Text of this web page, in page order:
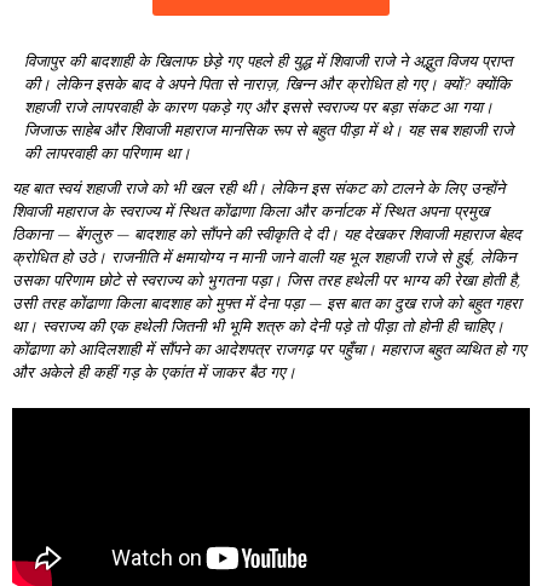
विजापुरकीबादशाहीकेखिलाफछेड़ेगएपहलेहीयुद्धमेंशिवाजीराजेनेअद्भुतविजयप्राप्त
की। लेकिनइसकेबादवेअपनेपितासेनाराज़, खिन्नऔरक्रोधितहोगए। क्यों? क्योंकि
शहाजीराजेलापरवाहीकेकारणपकड़ेगएऔरइससेस्वराज्यपरबड़ासंकटआगया।
जिजाऊसाहेबऔरशिवाजीमहाराजमानसिकरूपसेबहुतपीड़ामेंथे। यहसबशहाजीराजे
कीलापरवाहीकापरिणामथा।
यहबातस्वयंशहाजीराजेकोभीखलरहीथी। लेकिनइससंकटकोटालनेकेलिएउन्होंने
शिवाजीमहाराजकेस्वराज्यमेंस्थितकोंढाणाकिलाऔरकर्नाटकमेंस्थितअपनाप्रमुख
ठिकाना — बेंगलुरु — बादशाहकोसौंपनेकीस्वीकृतिदेदी। यहदेखकरशिवाजीमहाराजबेहद
क्रोधितहोउठे। राजनीतिमेंक्षमायोग्यनमानीजानेवालीयहभूलशहाजीराजेसेहुई, लेकिन
उसकापरिणामछोटेसेस्वराज्यकोभुगतनापड़ा। जिसतरहहथेलीपरभाग्यकीरेखाहोतीहै,
उसीतरहकोंढाणाकिलाबादशाहकोमुफ्तमेंदेनापड़ा — इसबातकादुखराजेकोबहुतगहरा
था। स्वराज्यकीएकहथेलीजितनीभीभूमिशत्रुकोदेनीपड़ेतोपीड़ातोहोनीहीचाहिए।
कोंढाणाकोआदिलशाहीमेंसौंपनेकाआदेशपत्रराजगढ़परपहुँचा। महाराजबहुतव्यथितहोगए
औरअकेलेहीकहींगड़केएकांतमेंजाकरबैठगए।